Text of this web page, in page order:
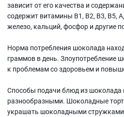
зависит от его качества и
содержит витамины В1, В2, В3, В5,
железо, кальций, фосфор и другие
Норма потребления шоколада
граммов в день. Злоупотребление
к проблемам со здоровьем и
Способы подачи блюд из шоколада
разнообразными. Шоколадные
украшать шоколадными стружками